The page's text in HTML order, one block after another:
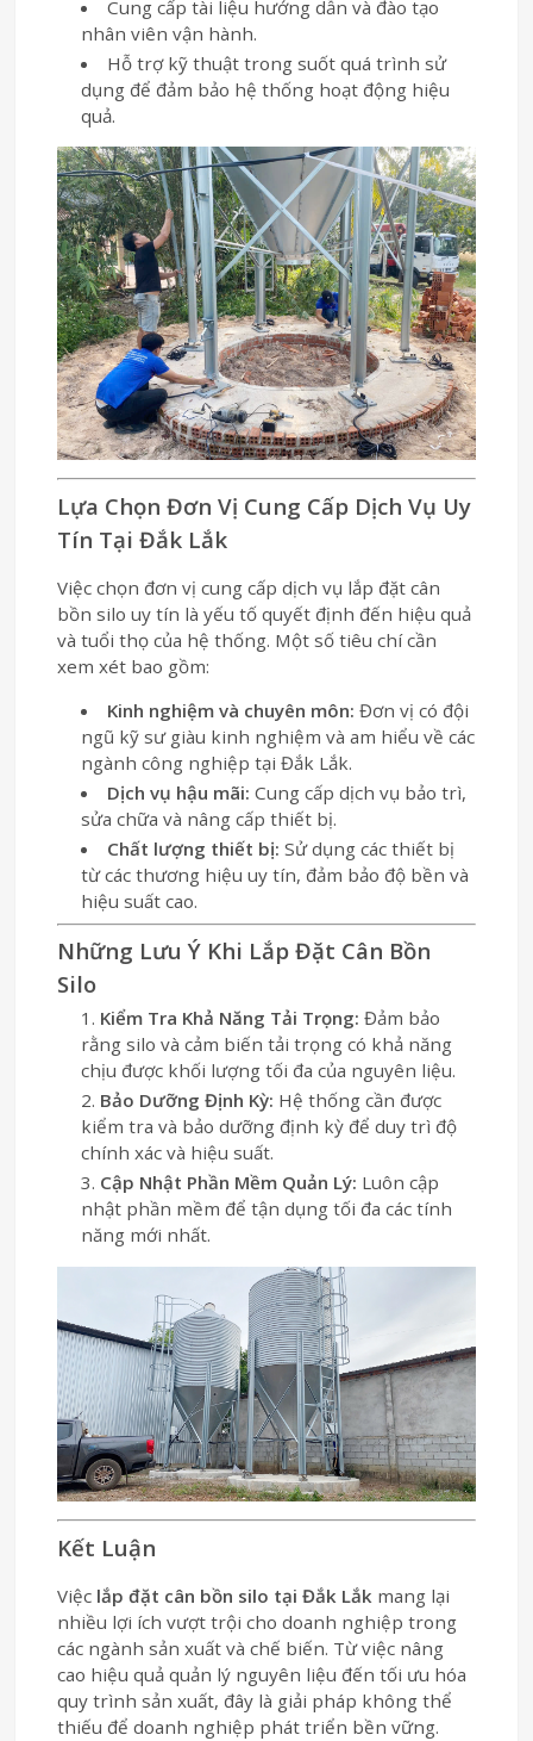
Cung cấp tài liệu hướng dẫn và đào tạo
nhân viên vận hành.
Hỗ trợ kỹ thuật trong suốt quá trình sử
dụng để đảm bảo hệ thống hoạt động hiệu
quả.
Lựa Chọn Đơn Vị Cung Cấp Dịch Vụ Uy
Tín Tại Đắk Lắk
Việc chọn đơn vị cung cấp dịch vụ lắp đặt cân
bồn silo uy tín là yếu tố quyết định đến hiệu quả
và tuổi thọ của hệ thống. Một số tiêu chí cần
xem xét bao gồm:
Kinh nghiệm và chuyên môn: Đơn vị có đội
ngũ kỹ sư giàu kinh nghiệm và am hiểu về các
ngành công nghiệp tại Đắk Lắk.
Dịch vụ hậu mãi: Cung cấp dịch vụ bảo trì,
sửa chữa và nâng cấp thiết bị.
Chất lượng thiết bị: Sử dụng các thiết bị
từ các thương hiệu uy tín, đảm bảo độ bền và
hiệu suất cao.
Những Lưu Ý Khi Lắp Đặt Cân Bồn
Silo
Kiểm Tra Khả Năng Tải Trọng: Đảm bảo
rằng silo và cảm biến tải trọng có khả năng
chịu được khối lượng tối đa của nguyên liệu.
Bảo Dưỡng Định Kỳ: Hệ thống cần được
kiểm tra và bảo dưỡng định kỳ để duy trì độ
chính xác và hiệu suất.
Cập Nhật Phần Mềm Quản Lý: Luôn cập
nhật phần mềm để tận dụng tối đa các tính
năng mới nhất.
Kết Luận
Việc lắp đặt cân bồn silo tại Đắk Lắk mang lại
nhiều lợi ích vượt trội cho doanh nghiệp trong
các ngành sản xuất và chế biến. Từ việc nâng
cao hiệu quả quản lý nguyên liệu đến tối ưu hóa
quy trình sản xuất, đây là giải pháp không thể
thiếu để doanh nghiệp phát triển bền vững.